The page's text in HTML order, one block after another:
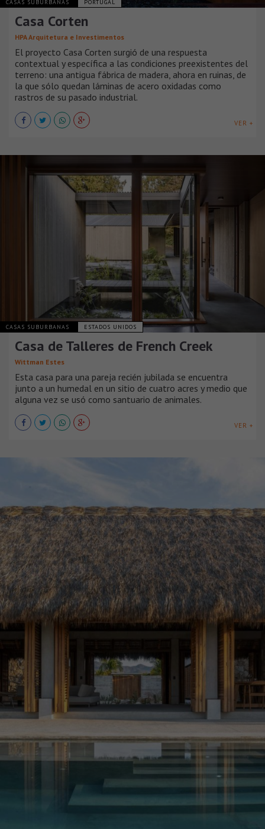
CASAS SUBURBANAS PORTUGAL
Casa Corten
HPA Arquitetura e Investimentos
El proyecto Casa Corten surgió de una respuesta
contextual y específica a las condiciones preexistentes del
terreno: una antigua fábrica de madera, ahora en ruinas, de
la que sólo quedan láminas de acero oxidadas como
rastros de su pasado industrial.
VER +
CASAS SUBURBANAS ESTADOS UNIDOS
Casa de Talleres de French Creek
Wittman Estes
Esta casa para una pareja recién jubilada se encuentra
junto a un humedal en un sitio de cuatro acres y medio que
alguna vez se usó como santuario de animales.
VER +